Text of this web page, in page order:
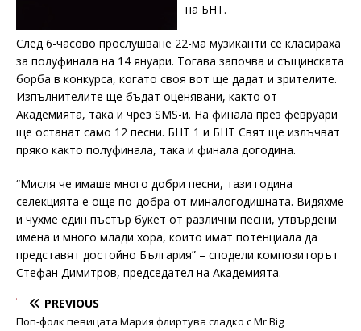
на БНТ.
След 6-часово прослушване 22-ма музиканти се класираха
за полуфинала на 14 януари. Тогава започва и същинската
борба в конкурса, когато своя вот ще дадат и зрителите.
Изпълнителите ще бъдат оценявани, както от
Академията, така и чрез SMS-и. На финала през февруари
ще останат само 12 песни. БНТ 1 и БНТ Свят ще излъчват
пряко както полуфинала, така и финала догодина.
“Мисля че имаше много добри песни, тази година
селекцията е още по-добра от миналогодишната. Видяхме
и чухме един пъстър букет от различни песни, утвърдени
имена и много млади хора, които имат потенциала да
представят достойно България” – сподели композиторът
Стефан Димитров, председател на Академията.
PREVIOUS
Поп-фолк певицата Мария флиртува сладко с Mr Big